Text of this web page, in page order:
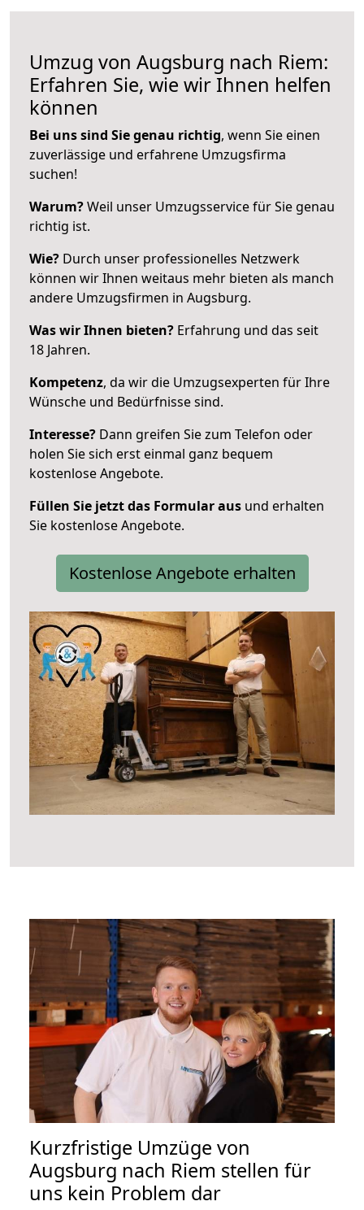
Umzug von Augsburg nach Riem:
Erfahren Sie, wie wir Ihnen helfen
können
Bei uns sind Sie genau richtig, wenn Sie einen
zuverlässige und erfahrene Umzugsfirma
suchen!
Warum?Weil unser Umzugsservice für Sie genau
richtig ist.
Wie? Durch unser professionelles Netzwerk
können wir Ihnen weitaus mehr bieten als manch
andere Umzugsfirmen in Augsburg.
Was wir Ihnen bieten? Erfahrung und das seit
18 Jahren.
Kompetenz, da wir die Umzugsexperten für Ihre
Wünsche und Bedürfnisse sind.
Interesse? Dann greifen Sie zum Telefon oder
holen Sie sich erst einmal ganz bequem
kostenlose Angebote.
Füllen Sie jetzt das Formular aus und erhalten
Sie kostenlose Angebote.
Kostenlose Angebote erhalten
Kurzfristige Umzüge von
Augsburg nach Riem stellen für
uns kein Problem dar